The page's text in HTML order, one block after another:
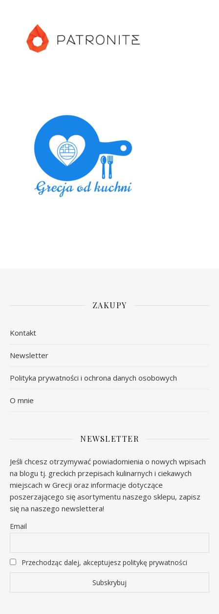
ZAKUPY
Kontakt
Newsletter
Polityka prywatności i ochrona danych osobowych
O mnie
NEWSLETTER
Jeśli chcesz otrzymywać powiadomienia o nowych wpisach
na blogu tj. greckich przepisach kulinarnych i ciekawych
miejscach w Grecji oraz informacje dotyczące
poszerzającego się asortymentu naszego sklepu, zapisz
się na naszego newslettera!
Email
Przechodząc dalej, akceptujesz politykę prywatności